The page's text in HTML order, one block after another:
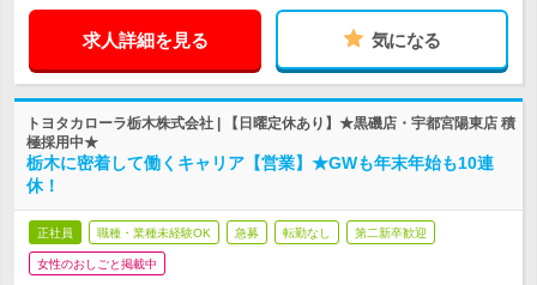
求人詳細を見る 気になる
トヨタカローラ栃木株式会社 | 【日曜定休あり】★黒磯店・宇都宮陽東店 積
極採用中★
栃木に密着して働くキャリア【営業】★GWも年末年始も10連
休！
正社員 職種・業種未経験OK 急募 転勤なし 第二新卒歓迎
女性のおしごと掲載中